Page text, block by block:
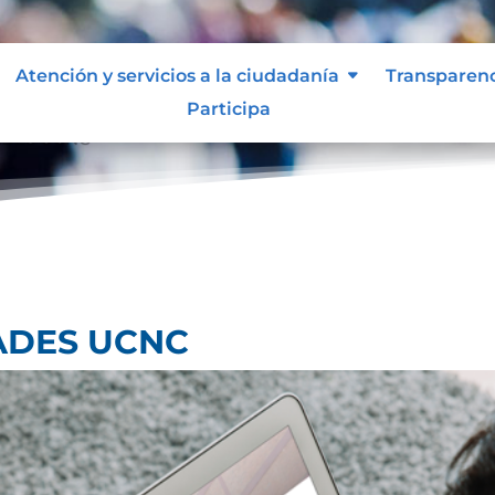
Atención y servicios a la ciudadanía
Participa
UCNC
UCNC